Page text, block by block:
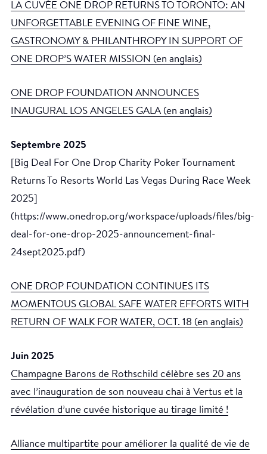
LA CUVÉE ONE DROP RETURNS TO TORONTO: AN
UNFORGETTABLE EVENING OF FINE WINE,
GASTRONOMY & PHILANTHROPY IN SUPPORT OF
ONE DROP’S WATER MISSION (en anglais)
ONE DROP FOUNDATION ANNOUNCES
INAUGURAL LOS ANGELES GALA (en anglais)
Septembre 2025
[Big Deal For One Drop Charity Poker Tournament
Returns To Resorts World Las Vegas During Race Week
2025]
(https://www.onedrop.org/workspace/uploads/files/big-
deal-for-one-drop-2025-announcement-final-
24sept2025.pdf)
ONE DROP FOUNDATION CONTINUES ITS
MOMENTOUS GLOBAL SAFE WATER EFFORTS WITH
RETURN OF WALK FOR WATER, OCT. 18 (en anglais)
Juin 2025
Champagne Barons de Rothschild célèbre ses 20 ans
avec l’inauguration de son nouveau chai à Vertus et la
révélation d’une cuvée historique au tirage limité !
Alliance multipartite pour améliorer la qualité de vie de